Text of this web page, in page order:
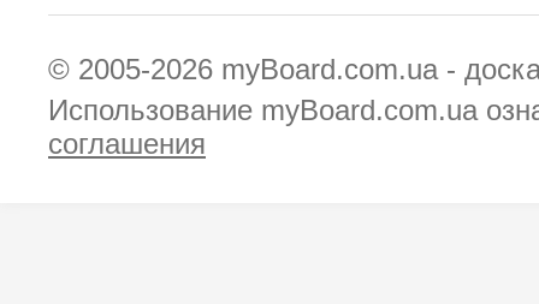
© 2005-2026 myBoard.com.ua -
Использование myBoard.com.ua
соглашения